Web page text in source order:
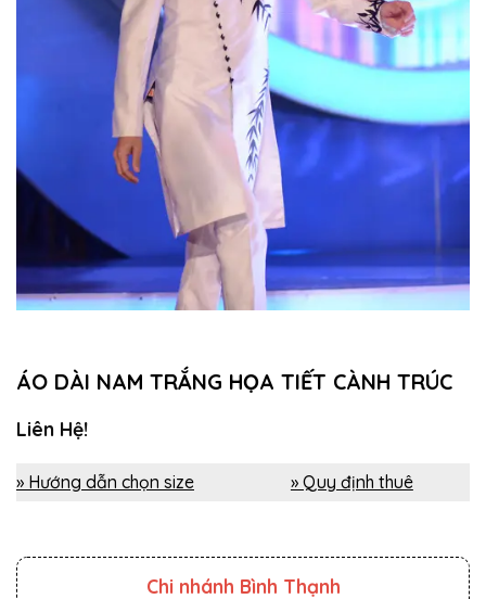
ÁO DÀI NAM TRẮNG HỌA TIẾT CÀNH TRÚC
Liên Hệ!
» Hướng dẫn chọn size » Quy định thuê
Chi nhánh Bình Thạnh